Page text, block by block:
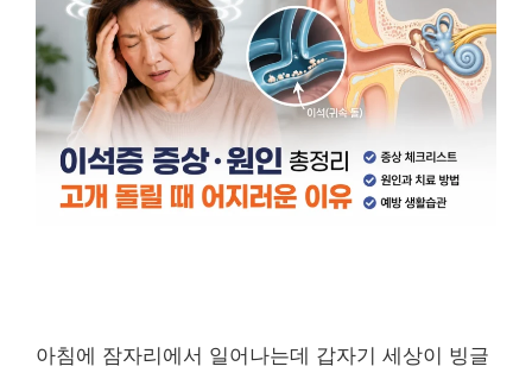
아침에 잠자리에서 일어나는데 갑자기 세상이 빙글